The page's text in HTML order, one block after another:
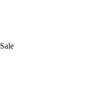
Sale